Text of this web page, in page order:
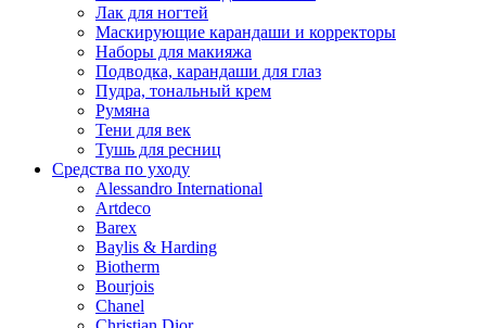
Лак для ногтей
Маскирующие карандаши и корректоры
Наборы для макияжа
Подводка, карандаши для глаз
Пудра, тональный крем
Румяна
Тени для век
Тушь для ресниц
Средства по уходу
Alessandro International
Artdeco
Barex
Baylis & Harding
Biotherm
Bourjois
Chanel